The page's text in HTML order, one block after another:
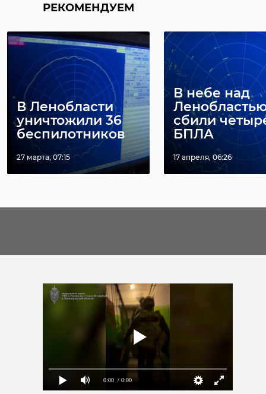
РЕКОМЕНДУЕМ
В Ленобласти
уничтожили 36
беспилотников
27 марта, 07:15
В небе над
сбили
БПЛА
17 апреля, 06:26
0:00 / 0:00